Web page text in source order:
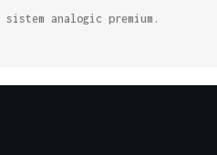
analogic premium.